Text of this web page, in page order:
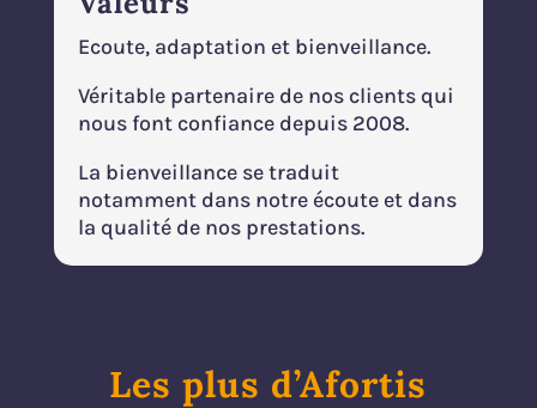
Ecoute, adaptation et bienveillance.
Véritable partenaire de nos clients qui
nous font confiance depuis 2008.
La bienveillance se traduit
notamment dans notre écoute et dans
la qualité de nos prestations.
Les plus d’Afortis